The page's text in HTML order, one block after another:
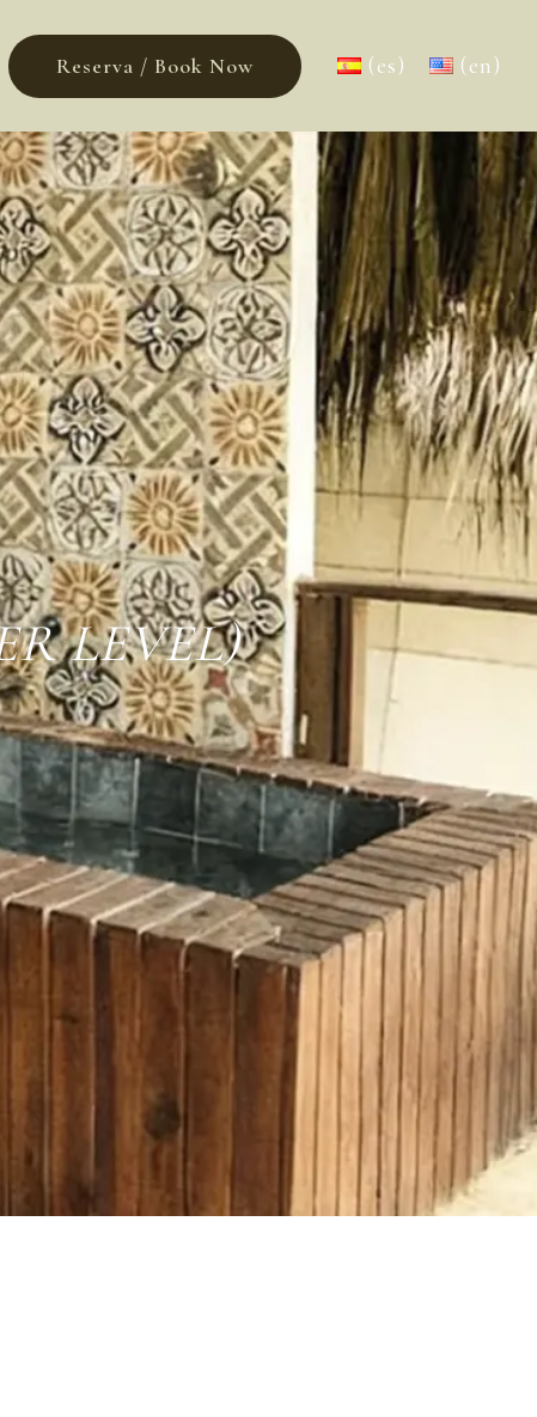
Reserva / Book Now (es) (en)
LEVEL)